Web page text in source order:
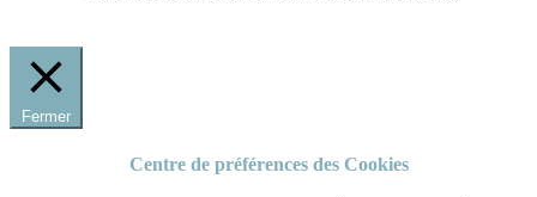
Fermer
Centre de préférences des Cookies